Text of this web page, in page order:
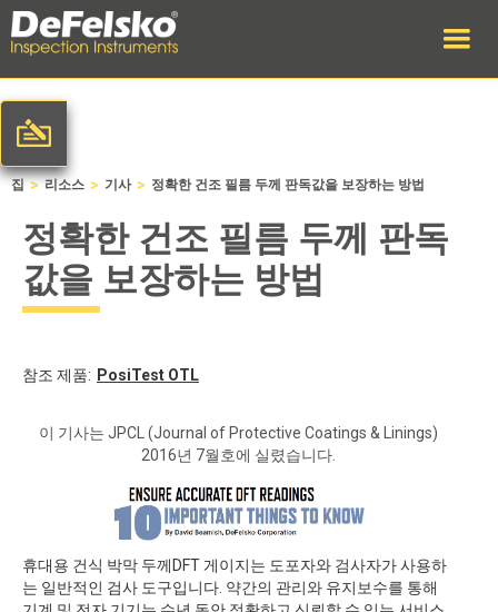
집 > 리소스 > 기사 > 정확한 건조 필름 두께 판독값을 보장하는 방법
정확한 건조 필름 두께 판독
값을 보장하는 방법
참조 제품: PosiTest OTL
이 기사는 JPCL (Journal of Protective Coatings & Linings)
2016년 7월호에 실렸습니다.
휴대용 건식 박막 두께DFT 게이지는 도포자와 검사자가 사용하
는 일반적인 검사 도구입니다. 약간의 관리와 유지보수를 통해